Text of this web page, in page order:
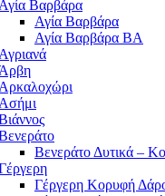
Αγία Βαρβάρα
Αγία Βαρβάρα
Αγία Βαρβάρα ΒΑ
Αγριανά
Άρβη
Αρκαλοχώρι
Ασήμι
Βενεράτο Δυτικά –
Γέργερη Κορυφή